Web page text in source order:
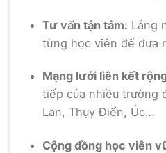
Tư vấn tận tâm: Lắng
từng học viên để đưa
Mạng lưới liên kết
tiếp của nhiều trường
Lan, Thụy Điển, Úc…
Cộng đồng học viên